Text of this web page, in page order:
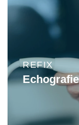
REFIX
Echografie